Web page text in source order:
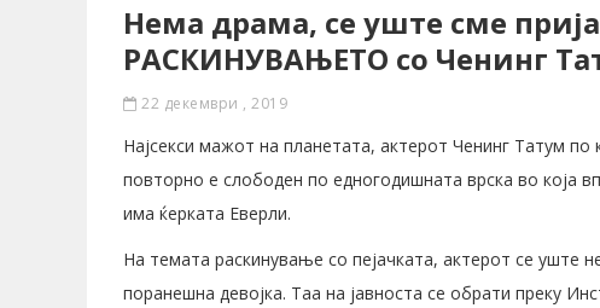
Нема драма, се уште сме
РАСКИНУВАЊЕТО со Ченинг
22 декември , 2019
Најсекси мажот на планетата, актерот Ченинг Татум
повторно е слободен по едногодишната врска во која
има ќерката Еверли.
На темата раскинување со пејачката, актерот се уште
поранешна девојка. Таа на јавноста се обрати преку